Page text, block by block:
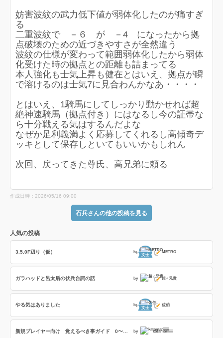
妨害波紋の武力低下値が弱体化したのが痛すぎ
る
二重波紋で －６ が －4 になったから拠
点破壊のための近づきやすさが全然違う
波紋の仕様が変わって範囲弱体化したから弱体
化受けた時の拠点との距離も詰まってる
本人強化も士気上昇も健在とはいえ、拠点が瞬
で溶けるのは士気7に見合わんかなあ・・・・
とはいえ、1騎馬にしてしっかり動かせれば超
絶神速騎馬（拠点付き）にはなるし今の証帯な
ら十分戦える気はするんだよな
なぜか足利義満よく応募してくれるし高傾奇デ
ッキとして保存しといてもいいかもしれん
次回、戻ってきた尊氏、高兄弟に頼る
作成日時：2026/05/16 09:00
石兵さんの他の投稿を見る
人気の投稿
3.5.0F辺り（仮） by
文士
METRO
ガラハッドと呂太后の伏兵台詞の話 by 超♂兄貴
やる気はありました by
文士
佐伯
by katamariiiiii